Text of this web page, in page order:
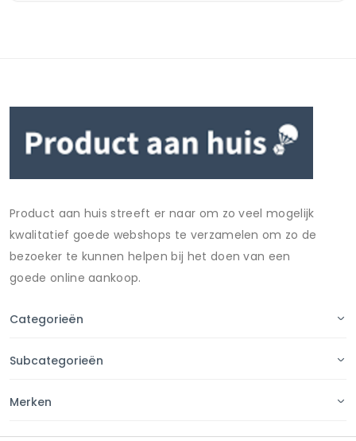
Product aan huis streeft er naar om zo veel mogelijk
kwalitatief goede webshops te verzamelen om zo de
bezoeker te kunnen helpen bij het doen van een
goede online aankoop.
Categorieën
Subcategorieën
Merken